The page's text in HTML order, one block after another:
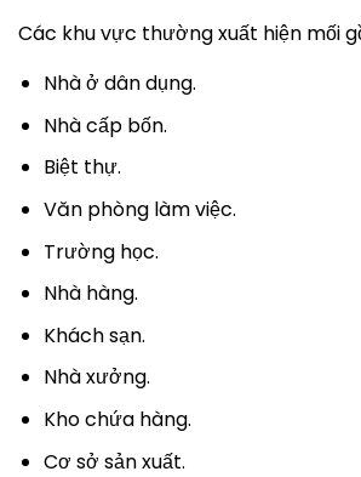
Các khu vực thường xuất hiện mối
Nhà ở dân dụng.
Nhà cấp bốn.
Biệt thự.
Văn phòng làm việc.
Trường học.
Nhà hàng.
Khách sạn.
Nhà xưởng.
Kho chứa hàng.
Cơ sở sản xuất.